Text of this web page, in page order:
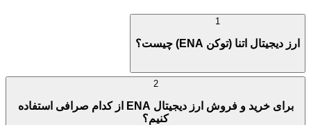
ارز دیجیتال اتنا (توکن ENA) چیست؟
برای خرید و فروش ارز دیجیتال ENA از کدام صرافی استفاده
کنیم؟